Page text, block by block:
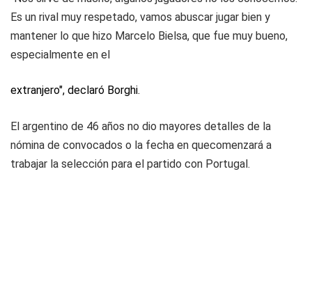
Es un rival muy respetado, vamos abuscar jugar bien y
mantener lo que hizo Marcelo Bielsa, que fue muy bueno,
especialmente en el
extranjero", declaró Borghi.
El argentino de 46 años no dio mayores detalles de la
nómina de convocados o la fecha en quecomenzará a
trabajar la selección para el partido con Portugal.